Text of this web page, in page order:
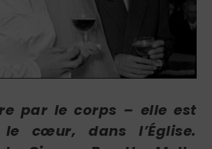
par le corps – elle est
cœur, dans l’Église.